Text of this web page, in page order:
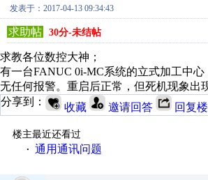
发表于：2017-04-13 09:34:43
求助帖
30分-未结帖
求教各位数控大神；
有一台FANUC 0i-MC系统的立式加工中
无任何报警。重启后正常，但死机现象出
分享到：
收藏 邀请回答 回复
楼主最近还看过
· 通用通讯问题